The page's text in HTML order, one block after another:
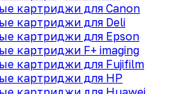
картриджи для Canon
картриджи для Deli
картриджи для Epson
картриджи F+ imaging
картриджи для Fujifilm
картриджи для HP